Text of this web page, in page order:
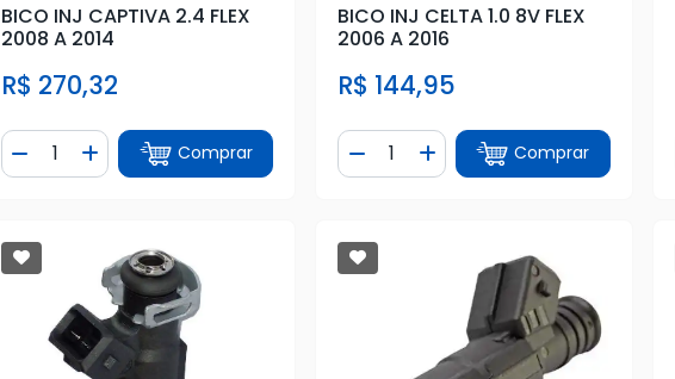
BICO INJ CAPTIVA 2.4 FLEX
2008 A 2014
R$ 270,32
Diminuir Quantidade
Quantidade
Adicionar Quantidade
Comprar
BICO INJ CELTA 1.0 8V FLEX
2006 A 2016
R$ 144,95
Diminuir Quantidade
Quantidade
Adicionar Quantidade
Comprar